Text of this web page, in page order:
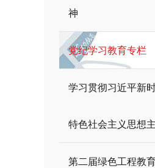
神
党纪学习教育专栏
学习贯彻习近平新
特色社会主义思想
第二届绿色工程教